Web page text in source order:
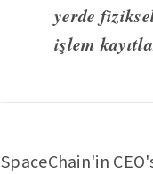
yerde
işlem
SpaceChain'in